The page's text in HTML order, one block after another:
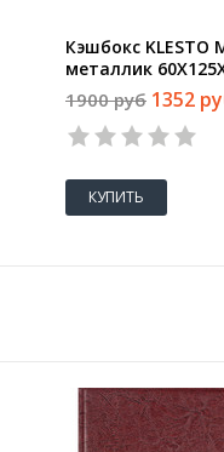
Кэшбокс KLESTO
металлик
1900 руб 1352
КУПИТЬ